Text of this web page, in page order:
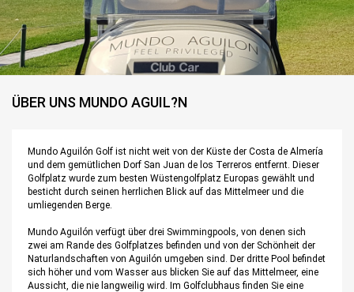
ÜBER UNS MUNDO AGUIL?N
Mundo Aguilón Golf ist nicht weit von der Küste der Costa de Almería
und dem gemütlichen Dorf San Juan de los Terreros entfernt. Dieser
Golfplatz wurde zum besten Wüstengolfplatz Europas gewählt und
besticht durch seinen herrlichen Blick auf das Mittelmeer und die
umliegenden Berge.
Mundo Aguilón verfügt über drei Swimmingpools, von denen sich
zwei am Rande des Golfplatzes befinden und von der Schönheit der
Naturlandschaften von Aguilón umgeben sind. Der dritte Pool befindet
sich höher und vom Wasser aus blicken Sie auf das Mittelmeer, eine
Aussicht, die nie langweilig wird. Im Golfclubhaus finden Sie eine